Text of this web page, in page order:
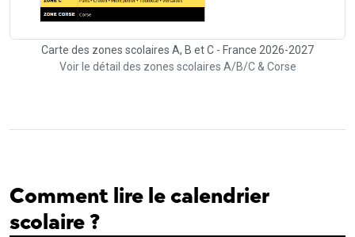
Carte des zones scolaires A, B et C - France 2026-2027
Voir le détail des zones scolaires A/B/C & Corse
Comment lire le calendrier
scolaire ?